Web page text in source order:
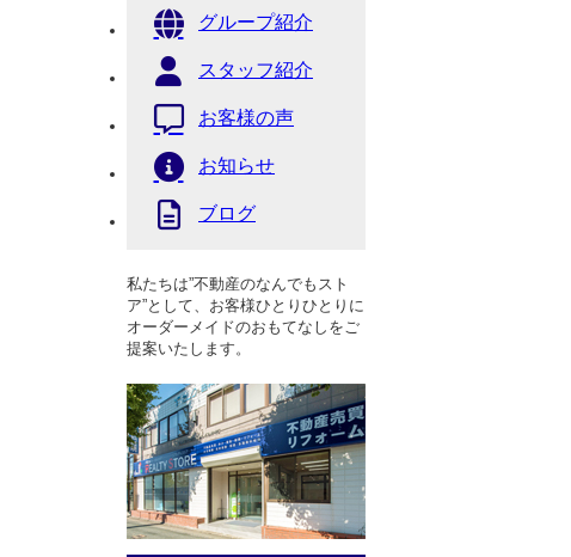
グループ紹介
スタッフ紹介
お客様の声
お知らせ
ブログ
私たちは”不動産のなんでもスト
ア”として、お客様ひとりひとりに
オーダーメイドのおもてなしをご
提案いたします。